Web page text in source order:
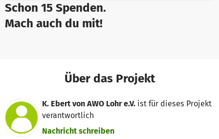
Schon 15 Spenden.
Mach auch du mit!
Über das Projekt
K. Ebert von AWO Lohr e.V. ist für dieses Projekt
verantwortlich
Nachricht schreiben